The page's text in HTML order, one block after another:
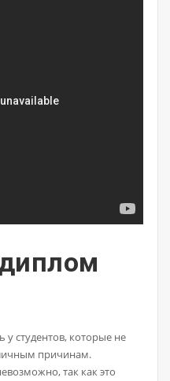
у студентов, которые не
причинам.
так как это